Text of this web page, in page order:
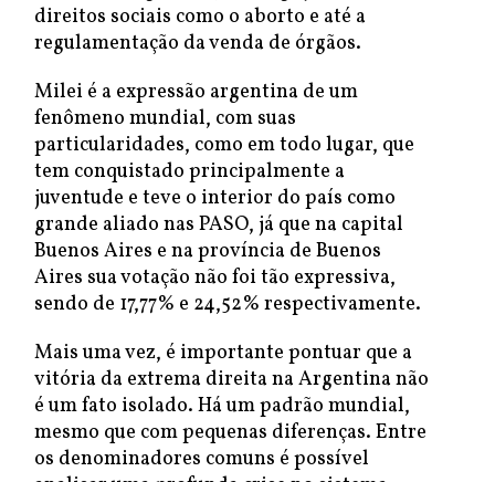
direitos sociais como o aborto e até a
regulamentação da venda de órgãos.
Milei é a expressão argentina de um
fenômeno mundial, com suas
particularidades, como em todo lugar, que
tem conquistado principalmente a
juventude e teve o interior do país como
grande aliado nas PASO, já que na capital
Buenos Aires e na província de Buenos
Aires sua votação não foi tão expressiva,
sendo de 17,77% e 24,52% respectivamente.
Mais uma vez, é importante pontuar que a
vitória da extrema direita na Argentina não
é um fato isolado. Há um padrão mundial,
mesmo que com pequenas diferenças. Entre
os denominadores comuns é possível